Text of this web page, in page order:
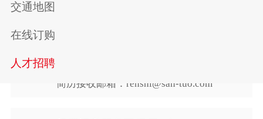
交通地图
在线订购
人才招聘
Recruitment
简历接收邮箱： renshi@san-tuo.com